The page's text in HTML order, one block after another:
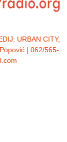
URBAN CITY,
| 062/565-